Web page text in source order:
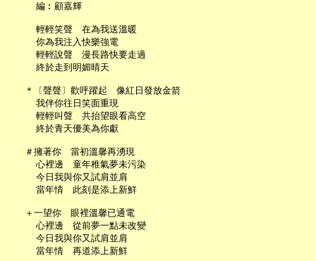
     編︰顧嘉輝
     輕輕笑聲　在為我送溫暖
     你為我注入快樂強電
     輕輕說聲　漫長路快要走過
     終於走到明媚晴天
   ＊〔聲聲〕歡呼躍起　像紅日發放金箭
     我伴你往日笑面重現
     輕輕叫聲　共抬望眼看高空
     終於青天優美為你獻
   ＃擁著你　當初溫馨再湧現
     心裡邊　童年稚氣夢未污染
     今日我與你又試肩並肩
     當年情　此刻是添上新鮮
   ＋一望你　眼裡溫馨已通電
     心裡邊　從前夢一點未改變
     今日我與你又試肩並肩
     當年情　再道添上新鮮